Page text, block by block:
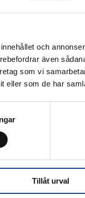
och
även
som vi
eller som de har
Tillåt urval